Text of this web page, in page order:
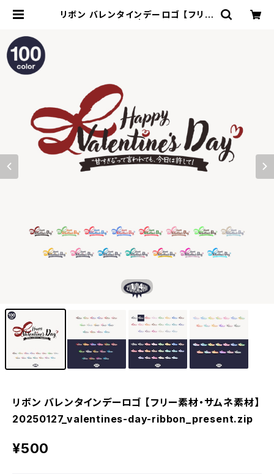
リボン バレンタインデーロゴ 【フリー
1/4
リボン バレンタインデーロゴ 【フリー素材・サムネ素材】
20250127_valentines-day-ribbon_present.zip
¥500